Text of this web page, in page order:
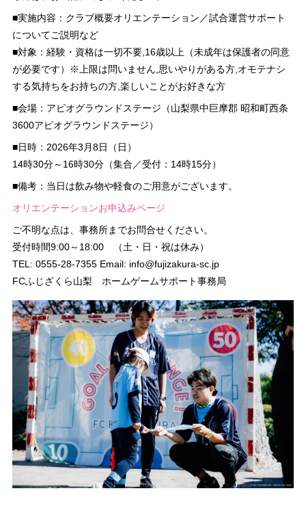
■実施内容：クラブ概要オリエンテーション／試合運営サポート
についてご説明など
■対象：経験・資格は一切不要,16歳以上（未成年は保護者の同意
が必要です）※上限は問いません,思いやりがある方,オモテナシ
する気持ちをお持ちの方,楽しいことがお好きな方
■会場：アピオグラウンドステージ（山梨県中巨摩郡 昭和町西条
3600アピオグラウンドステージ）
■日時：2026年3月8日（日）
14時30分～16時30分（集合／受付：14時15分）
■備考：当日は飲み物や軽食のご用意がございます。
オリエンテーションお申込みページ
ご不明な点は、事務所までお問合せください。
受付時間9:00～18:00 （土・日・祝は休み）
TEL: 0555-28-7355 Email: info@fujizakura-sc.jp
FCふじざくら山梨 ホームゲームサポート事務局